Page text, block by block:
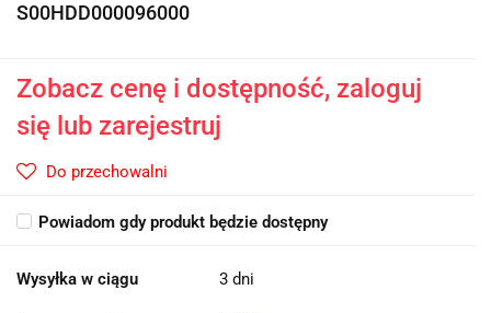
S00HDD000096000
Zobacz cenę i dostępność, zaloguj
się lub zarejestruj
Do przechowalni
Powiadom gdy produkt będzie dostępny
Wysyłka w ciągu 3 dni